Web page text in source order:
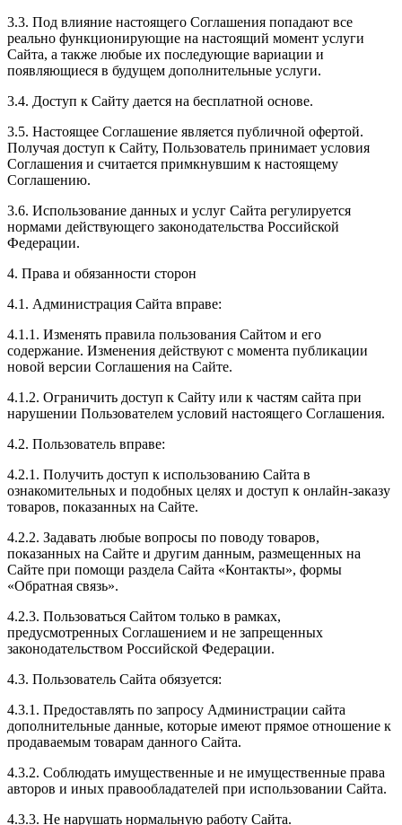
3.3. Под влияние настоящего Соглашения попадают все
реально функционирующие на настоящий момент услуги
Сайта, а также любые их последующие вариации и
появляющиеся в будущем дополнительные услуги.
3.4. Доступ к Сайту дается на бесплатной основе.
3.5. Настоящее Соглашение является публичной офертой.
Получая доступ к Сайту, Пользователь принимает условия
Соглашения и считается примкнувшим к настоящему
Соглашению.
3.6. Использование данных и услуг Сайта регулируется
нормами действующего законодательства Российской
Федерации.
4. Права и обязанности сторон
4.1. Администрация Сайта вправе:
4.1.1. Изменять правила пользования Сайтом и его
содержание. Изменения действуют с момента публикации
новой версии Соглашения на Сайте.
4.1.2. Ограничить доступ к Сайту или к частям сайта при
нарушении Пользователем условий настоящего Соглашения.
4.2. Пользователь вправе:
4.2.1. Получить доступ к использованию Сайта в
ознакомительных и подобных целях и доступ к онлайн-заказу
товаров, показанных на Сайте.
4.2.2. Задавать любые вопросы по поводу товаров,
показанных на Сайте и другим данным, размещенных на
Сайте при помощи раздела Сайта «Контакты», формы
«Обратная связь».
4.2.3. Пользоваться Сайтом только в рамках,
предусмотренных Соглашением и не запрещенных
законодательством Российской Федерации.
4.3. Пользователь Сайта обязуется:
4.3.1. Предоставлять по запросу Администрации сайта
дополнительные данные, которые имеют прямое отношение к
продаваемым товарам данного Сайта.
4.3.2. Соблюдать имущественные и не имущественные права
авторов и иных правообладателей при использовании Сайта.
4.3.3. Не нарушать нормальную работу Сайта.